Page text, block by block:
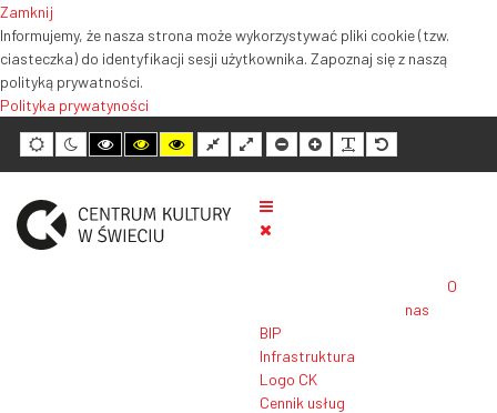
Zamknij
Informujemy, że nasza strona może wykorzystywać pliki cookie (tzw.
ciasteczka) do identyfikacji sesji użytkownika. Zapoznaj się z naszą
polityką prywatności.
Polityka prywatyności
Tryb
domyślny
Tryb
nocny
Tryb
wysokiego
kontrastu
biały
Tryb
wysokiego
kontrastu
żółty
Tryb
wysokiego
kontrastu
czarny
Normalny
układ
Szeroki
układ
Mniejszy
rozmiar
tekstu
Większy
rozmiar
tekstu
Czytelność
tekstu
Domyślny
rozmiar
tekstu
O
nas
BIP
Infrastruktura
Logo CK
Cennik usług